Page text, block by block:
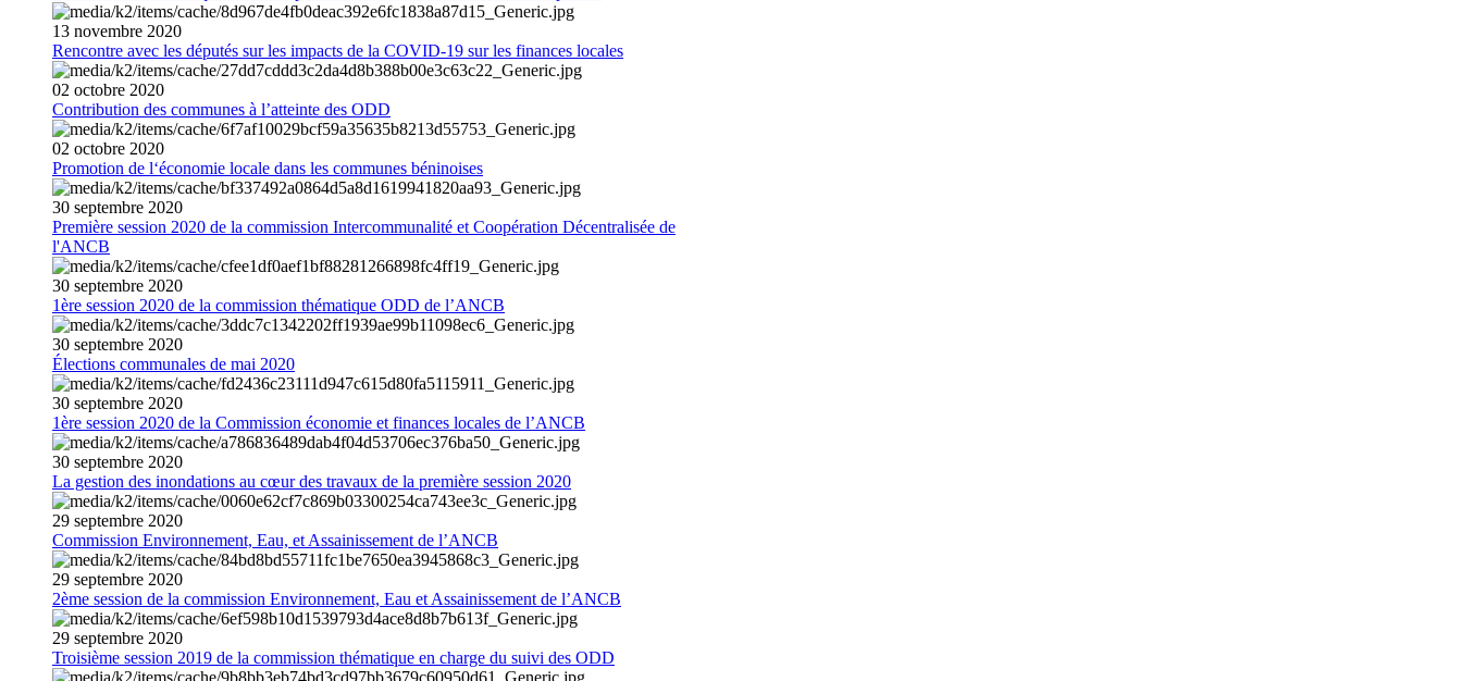
13 novembre 2020
Rencontre avec les députés sur les impacts de la COVID-19 sur les finances locales
02 octobre 2020
Contribution des communes à l’atteinte des ODD
02 octobre 2020
Promotion de l‘économie locale dans les communes béninoises
30 septembre 2020
Première session 2020 de la commission Intercommunalité et Coopération Décentralisée de
l'ANCB
30 septembre 2020
1ère session 2020 de la commission thématique ODD de l’ANCB
30 septembre 2020
Élections communales de mai 2020
30 septembre 2020
1ère session 2020 de la Commission économie et finances locales de l’ANCB
30 septembre 2020
La gestion des inondations au cœur des travaux de la première session 2020
29 septembre 2020
Commission Environnement, Eau, et Assainissement de l’ANCB
29 septembre 2020
2ème session de la commission Environnement, Eau et Assainissement de l’ANCB
29 septembre 2020
Troisième session 2019 de la commission thématique en charge du suivi des ODD